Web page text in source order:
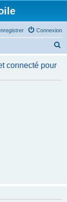
Connexion
h
connecté pour